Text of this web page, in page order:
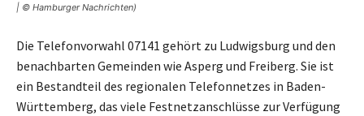
| © Hamburger Nachrichten)
Die Telefonvorwahl 07141 gehört zu Ludwigsburg und den
benachbarten Gemeinden wie Asperg und Freiberg. Sie ist
ein Bestandteil des regionalen Telefonnetzes in Baden-
Württemberg, das viele Festnetzanschlüsse zur Verfügung